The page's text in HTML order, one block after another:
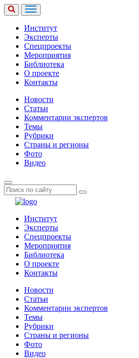
Институт
Эксперты
Спецпроекты
Мероприятия
Библиотека
О проекте
Контакты
Новости
Статьи
Комментарии экспертов
Темы
Рубрики
Страны и регионы
Фото
Видео
Институт
Эксперты
Спецпроекты
Мероприятия
Библиотека
О проекте
Контакты
Новости
Статьи
Комментарии экспертов
Темы
Рубрики
Страны и регионы
Фото
Видео